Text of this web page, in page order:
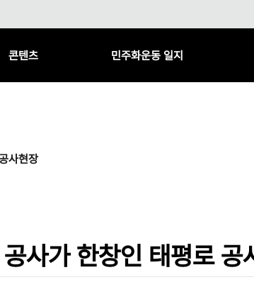
콘텐츠 민주화운동 일지
사현장
사가 한창인 태평로 공